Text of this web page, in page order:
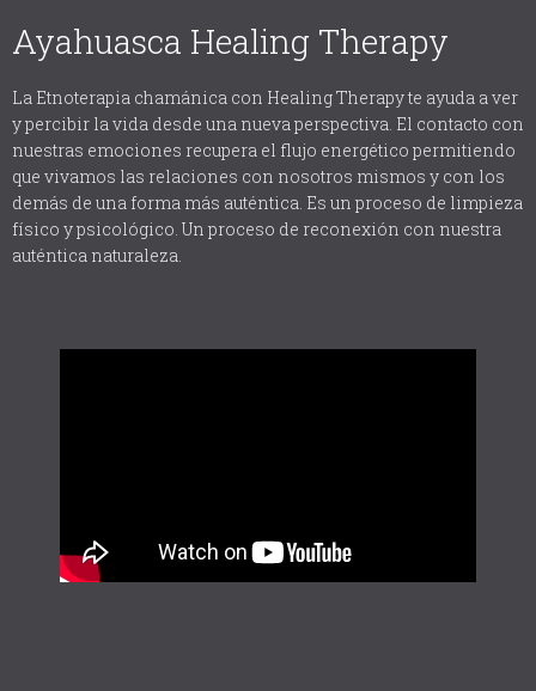
Ayahuasca Healing Therapy
La Etnoterapia chamánica con Healing Therapy te ayuda a ver
y percibir la vida desde una nueva perspectiva. El contacto con
nuestras emociones recupera el flujo energético permitiendo
que vivamos las relaciones con nosotros mismos y con los
demás de una forma más auténtica. Es un proceso de limpieza
físico y psicológico. Un proceso de reconexión con nuestra
auténtica naturaleza.